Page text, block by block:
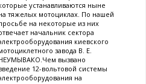
устанавливаются ныне
тяжелых мотоциклах. По нашей
на некоторые из них
начальник сектора
киевского
завода В. Е.
вызвано
12-вольтовой системы
на